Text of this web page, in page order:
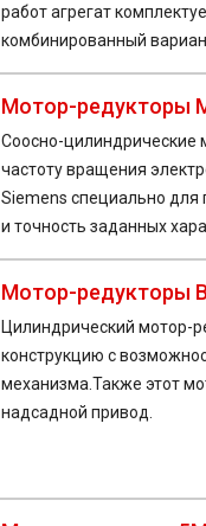
работ агрегат
комбинированный
Мотор-редукторы
Соосно-цилиндрические
частоту вращения
Siemens специально для
и точность заданных
Мотор-редукторы
Цилиндрический мотор-
конструкцию с
механизма.Также этот
надсадной привод.